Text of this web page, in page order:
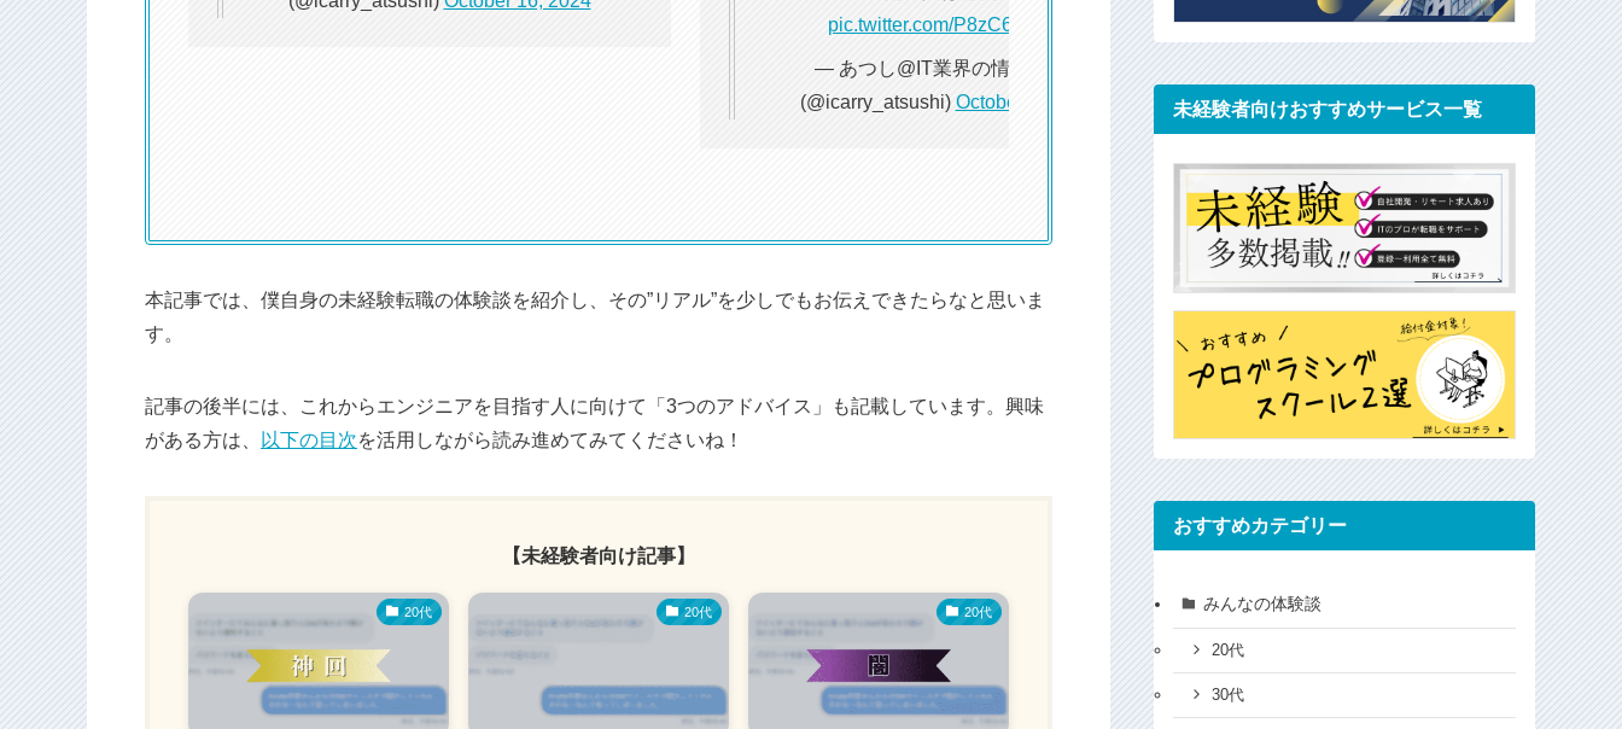
pic.twitter.com/P8zC60mvUZ
— あつし@IT業界の情報屋さん
(@icarry_atsushi) October 15, 2024
━━━━━━
d●da…
— あつし@IT業界の情報屋さん
(@icarry_atsushi)October 19, 2024
本記事では、僕自身の未経験転職の体験談を紹介し、その”リアル”を少しでもお伝えできたらなと思いま
す。
記事の後半には、これからエンジニアを目指す人に向けて「3つのアドバイス」も記載しています。興味
がある方は、 以下の目次 を活用しながら読み進めてみてくださいね！
【未経験者向け記事】
20代 20代 20代
未経験者向けおすすめサービス一覧
おすすめカテゴリー
みんなの体験談
20代
30代